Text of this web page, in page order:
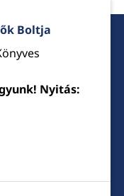
Boltja
Nyitás: